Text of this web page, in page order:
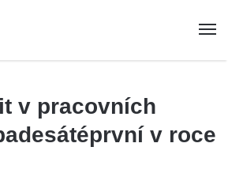
v pracovních
v roce